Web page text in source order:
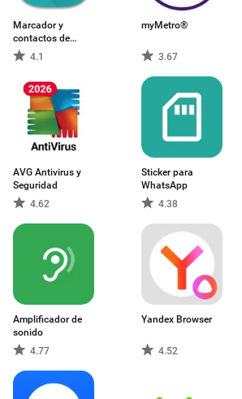
Marcador y
contactos de
ZenUI4.1
myMetro®
3.67
AVG Antivirus y
Seguridad
4.62
Sticker para
WhatsApp
4.38
Amplificador de
sonido
4.77
Yandex Browser
4.52